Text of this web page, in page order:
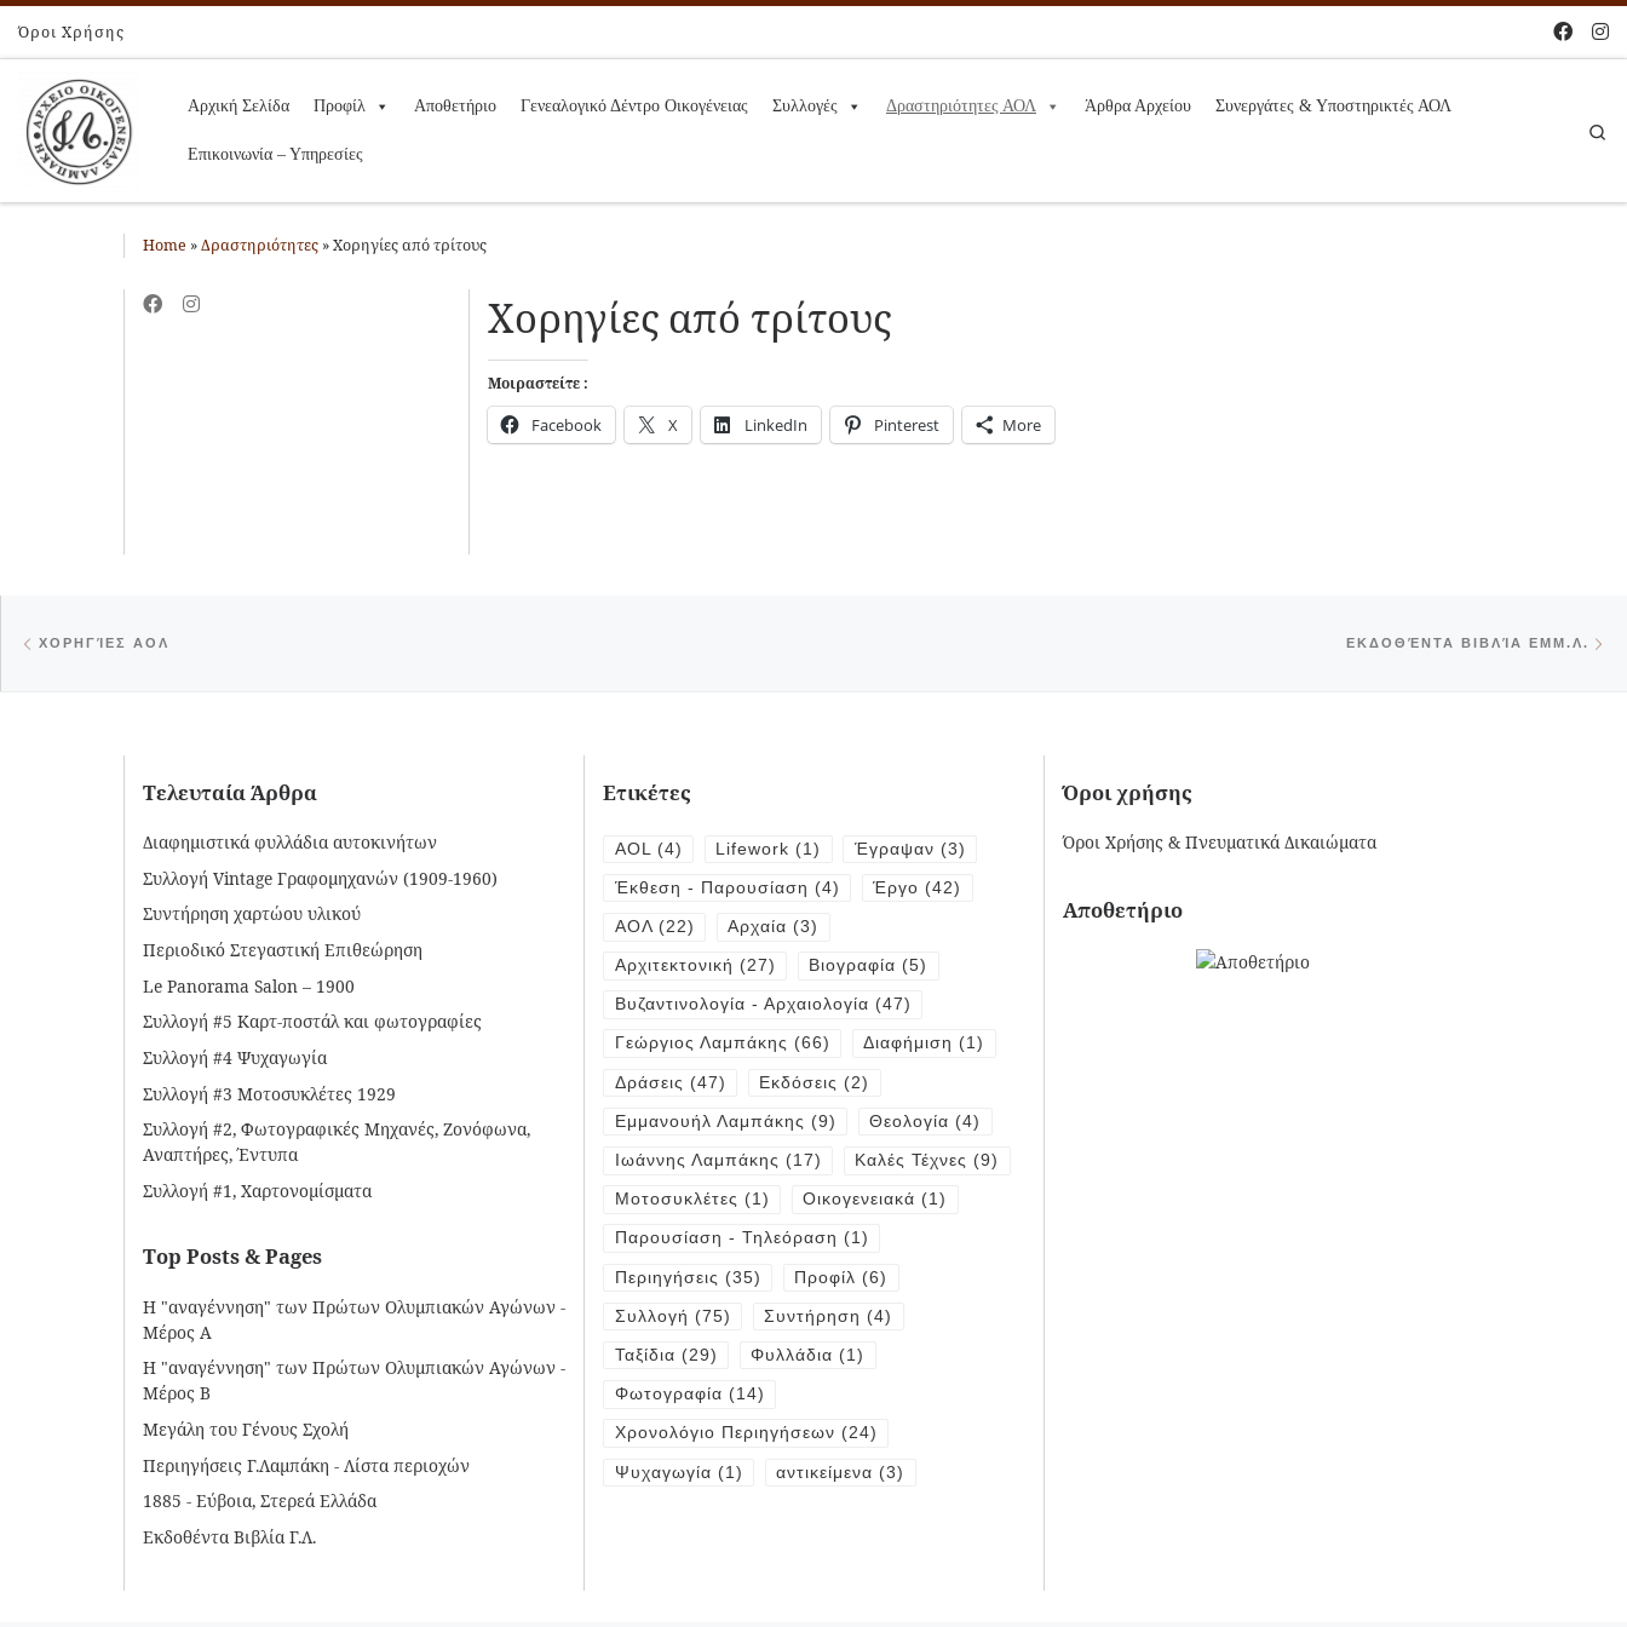
Skip to content
Όροι Χρήσης
Αρχική Σελίδα Προφίλ Αποθετήριο Γενεαλογικό Δέντρο Οικογένειας Συλλογές Δραστηριότητες ΑΟΛ Άρθρα Αρχείου Συνεργάτες & Υποστηρικτές ΑΟΛ
Επικοινωνία – Υπηρεσίες
Home »Δραστηριότητες »Χορηγίες από τρίτους
Χορηγίες από τρίτους
Μοιραστείτε :
Facebook X LinkedIn Pinterest More
Post navigation
ΧΟΡΗΓΊΕΣ ΑΟΛ ΕΚΔΟΘΈΝΤΑ ΒΙΒΛΊΑ ΕΜΜ.Λ.
Τελευταία Άρθρα
Διαφημιστικά φυλλάδια αυτοκινήτων
Συλλογή Vintage Γραφομηχανών (1909-1960)
Συντήρηση χαρτώου υλικού
Περιοδικό Στεγαστική Επιθεώρηση
Le Panorama Salon – 1900
Συλλογή #5 Καρτ-ποστάλ και φωτογραφίες
Συλλογή #4 Ψυχαγωγία
Συλλογή #3 Μοτοσυκλέτες 1929
Συλλογή #2, Φωτογραφικές Μηχανές, Ζονόφωνα,
Αναπτήρες, Έντυπα
Συλλογή #1, Χαρτονομίσματα
Top Posts & Pages
Η "αναγέννηση" των Πρώτων Ολυμπιακών Αγώνων -
Μέρος Α
Η "αναγέννηση" των Πρώτων Ολυμπιακών Αγώνων -
Μέρος Β
Μεγάλη του Γένους Σχολή
Περιηγήσεις Γ.Λαμπάκη - Λίστα περιοχών
1885 - Εύβοια, Στερεά Ελλάδα
Εκδοθέντα Βιβλία Γ.Λ.
Ετικέτες
AOL (4) Lifework (1) Έγραψαν (3)
Έκθεση - Παρουσίαση (4) Έργο (42)
ΑΟΛ(22) Αρχαία (3)
Αρχιτεκτονική (27) Βιογραφία (5)
Βυζαντινολογία - Αρχαιολογία (47)
Γεώργιος Λαμπάκης (66) Διαφήμιση (1)
Δράσεις (47) Εκδόσεις (2)
Εμμανουήλ Λαμπάκης (9) Θεολογία (4)
Ιωάννης Λαμπάκης (17) Καλές Τέχνες (9)
Μοτοσυκλέτες (1) Οικογενειακά (1)
Παρουσίαση - Τηλεόραση (1)
Περιηγήσεις (35) Προφίλ (6)
Συλλογή (75) Συντήρηση (4)
Ταξίδια (29) Φυλλάδια (1)
Φωτογραφία (14)
Χρονολόγιο Περιηγήσεων (24)
Ψυχαγωγία (1) αντικείμενα (3)
Όροι χρήσης
Όροι Χρήσης & Πνευματικά Δικαιώματα
Αποθετήριο